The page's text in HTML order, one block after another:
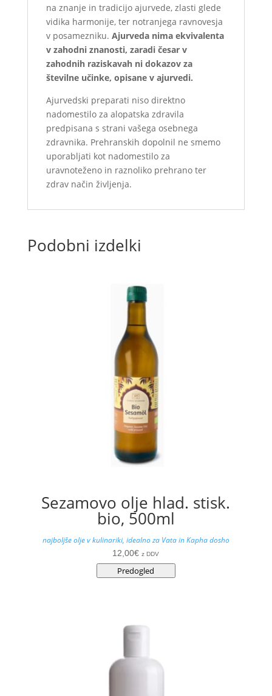
na znanje in tradicijo ajurvede, zlasti glede
vidika harmonije, ter notranjega ravnovesja
v posamezniku. Ajurveda nima ekvivalenta
v zahodni znanosti, zaradi česar v
zahodnih raziskavah ni dokazov za
številne učinke, opisane v ajurvedi.
Ajurvedski preparati niso direktno
nadomestilo za alopatska zdravila
predpisana s strani vašega osebnega
zdravnika. Prehranskih dopolnil ne smemo
uporabljati kot nadomestilo za
uravnoteženo in raznoliko prehrano ter
zdrav način življenja.
Podobni izdelki
Sezamovo olje hlad. stisk.
bio, 500ml
najboljše olje v kulinariki, idealno za Vata in Kapha dosho
12,00€ z DDV
Predogled